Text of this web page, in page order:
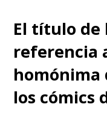
El título de
referencia
homónima
los cómics